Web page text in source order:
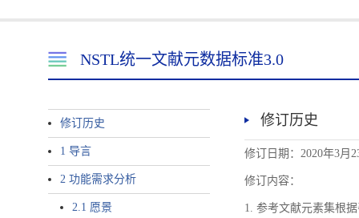
NSTL统一文献元数据标准3.0
修订历史
1 导言
2 功能需求分析
2.1 愿景
修订历史
修订日期：2020年3月
修订内容：
1. 参考文献元素集根